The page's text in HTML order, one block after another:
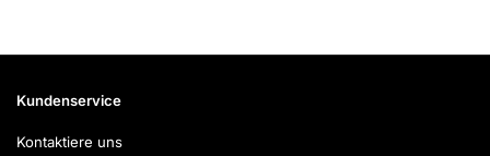
Kundenservice
Kontaktiere uns